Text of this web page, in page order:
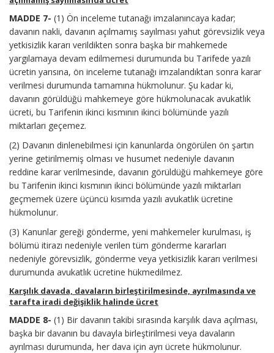
MADDE 7- (1) Ön inceleme tutanağı imzalanıncaya kadar;
davanın nakli, davanın açılmamış sayılması yahut görevsizlik veya
yetkisizlik kararı verildikten sonra başka bir mahkemede
yargılamaya devam edilmemesi durumunda bu Tarifede yazılı
ücretin yarısına, ön inceleme tutanağı imzalandıktan sonra karar
verilmesi durumunda tamamına hükmolunur. Şu kadar ki,
davanın görüldüğü mahkemeye göre hükmolunacak avukatlık
ücreti, bu Tarifenin ikinci kısmının ikinci bölümünde yazılı
miktarları geçemez.
(2) Davanın dinlenebilmesi için kanunlarda öngörülen ön şartın
yerine getirilmemiş olması ve husumet nedeniyle davanın
reddine karar verilmesinde, davanın görüldüğü mahkemeye göre
bu Tarifenin ikinci kısmının ikinci bölümünde yazılı miktarları
geçmemek üzere üçüncü kısımda yazılı avukatlık ücretine
hükmolunur.
(3) Kanunlar gereği gönderme, yeni mahkemeler kurulması, iş
bölümü itirazı nedeniyle verilen tüm gönderme kararları
nedeniyle görevsizlik, gönderme veya yetkisizlik kararı verilmesi
durumunda avukatlık ücretine hükmedilmez.
Karşılık davada, davaların birleştirilmesinde, ayrılmasında ve
tarafta iradi değişiklik halinde ücret
MADDE 8- (1) Bir davanın takibi sırasında karşılık dava açılması,
başka bir davanın bu davayla birleştirilmesi veya davaların
ayrılması durumunda, her dava için ayrı ücrete hükmolunur.